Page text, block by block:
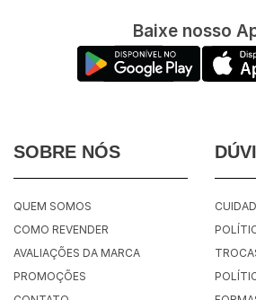
Baixe nosso
SOBRE NÓS
QUEM SOMOS
COMO REVENDER
AVALIAÇÕES DA MARCA
PROMOÇÕES